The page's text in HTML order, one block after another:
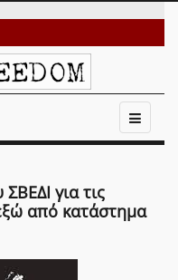
για τις
από κατάστημα